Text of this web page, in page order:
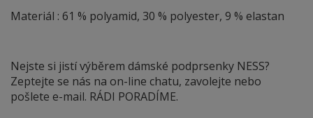
Materiál : 61 % polyamid, 30 % polyester, 9 % elastan
Nejste si jistí výběrem dámské podprsenky NESS?
Zeptejte se nás na on-line chatu, zavolejte nebo
pošlete e-mail. RÁDI PORADÍME.